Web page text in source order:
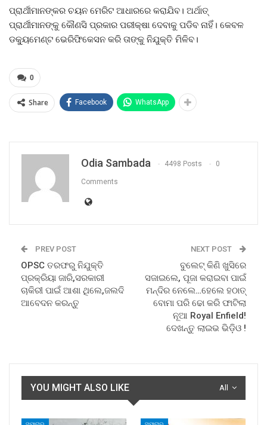
ପ୍ରାର୍ଥୀମାନଙ୍କର ଚୟନ ମେରିଟ ଆଧାରରେ କରାଯିବ। ଅର୍ଥାତ୍‌
ପ୍ରାର୍ଥୀମାନଙ୍କୁ କୌଣସି ପ୍ରକାର ପରୀକ୍ଷା ଦେବାକୁ ପଡିବ ନାହିଁ। କେବଳ
ଡକ୍ୟୁମେଣ୍ଟ ଭେରିଫିକେସନ କରି ତାଙ୍କୁ ନିଯୁକ୍ତି ମିଳିବ।
0
Share Facebook WhatsApp
Odia Sambada 4498 Posts 0
Comments
PREV POST
OPSC ତରଫରୁ ନିଯୁକ୍ତି
ପ୍ରକ୍ରିୟା ଜାରି,ସରକାରୀ
ଚାକିରୀ ପାଇଁ ଆଶା ଥିଲେ,ଜଲଦି
ଆବେଦନ କରନ୍ତୁ
NEXT POST
ବୁଲେଟ୍‌ କିଣି ଖୁସିରେ
ସଜାଇଲେ, ପୂଜା କରାଇବା ପାଇଁ
ମନ୍ଦିର ନେଲେ…ହେଲେ ହଠାତ୍‌
ବୋମା ପରି ଢୋ କରି ଫାଟିଲା
ନୂଆ Royal Enfield!
ଦେଖନ୍ତୁ ଲାଇଭ ଭିଡ଼ିଓ !
All
YOU MIGHT ALSO LIKE